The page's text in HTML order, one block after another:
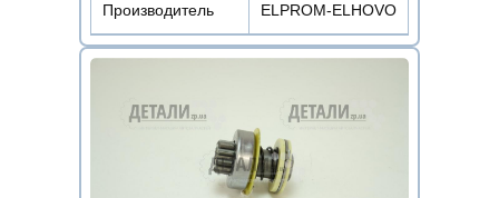
Производитель ELPROM-ELHOVO